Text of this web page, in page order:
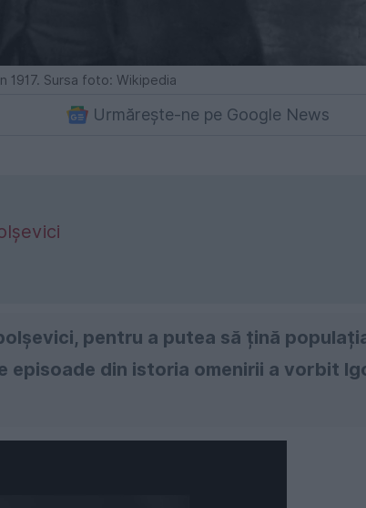
1917. Sursa foto: Wikipedia
Urmărește-ne pe Google News
pentru a putea să țină
episoade din istoria omenirii a vorbit